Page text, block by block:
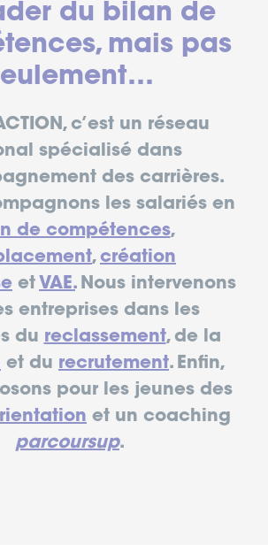
du bilan de
mais pas
c’est un réseau
spécialisé dans
des carrières.
les salariés en
de compétences,
, création
et VAE.Nous intervenons
entreprises dans les
du reclassement, de la
et du recrutement. Enfin,
pour les jeunes des
et un coaching
parcoursup.